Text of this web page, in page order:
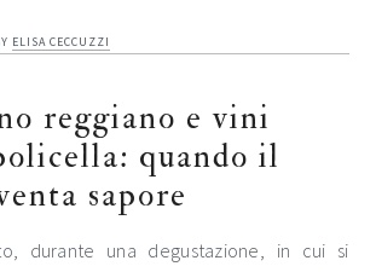
ELISA CECCUZZI
reggiano e vini
quando il
sapore
durante una degustazione, in cui si